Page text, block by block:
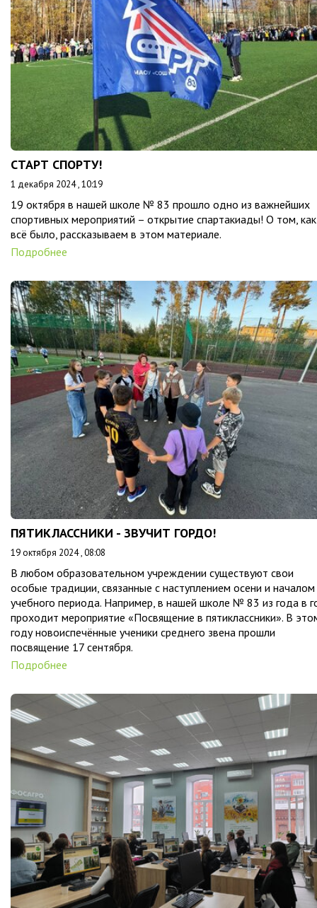
СТАРТ СПОРТУ!
1 декабря 2024 , 10:19
19 октября в нашей школе № 83 прошло одно из важнейших
спортивных мероприятий – открытие спартакиады! О том, как
всё было, рассказываем в этом материале.
Подробнее
ПЯТИКЛАССНИКИ - ЗВУЧИТ ГОРДО!
19 октября 2024 , 08:08
В любом образовательном учреждении существуют свои
особые традиции, связанные с наступлением осени и началом
учебного периода. Например, в нашей школе № 83 из года в
проходит мероприятие «Посвящение в пятиклассники». В
году новоиспечённые ученики среднего звена прошли
посвящение 17 сентября.
Подробнее